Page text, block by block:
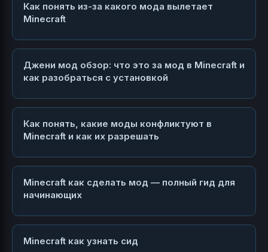
Как понять из-за какого мода вылетает
Minecraft
Джени мод обзор: что это за мод в Minecraft и
как разобраться с установкой
Как понять, какие моды конфликтуют в
Minecraft и как их разрешать
Minecraft как сделать мод — полный гид для
начинающих
Minecraft как узнать сид